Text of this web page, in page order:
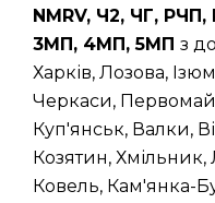
NMRV, Ч2, ЧГ,
3МП, 4МП, 5МП з
Харків, Лозова,
Черкаси,
Куп'янськ, Валки,
Козятин,
Ковель, Кам'янка-